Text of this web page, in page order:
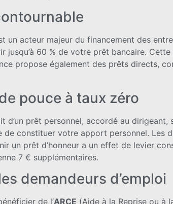
un acteur majeur du financement des
jusqu’à 60 % de votre prêt bancaire.
propose également des prêts directs,
pouce à taux zéro
d’un prêt personnel, accordé au
constituer votre apport personnel. Les
un prêt d’honneur a un effet de levier
7 € supplémentaires.
demandeurs d’emploi
de l’ARCE (Aide à la Reprise ou à